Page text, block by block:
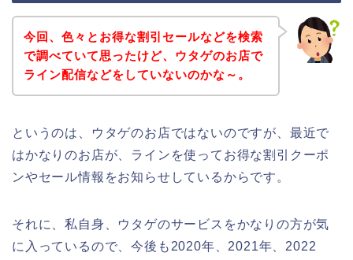
今回、色々とお得な割引セールなどを検索
で調べていて思ったけど、ウタゲのお店で
ライン配信などをしていないのかな～。
というのは、ウタゲのお店ではないのですが、最近で
はかなりのお店が、ラインを使ってお得な割引クーポ
ンやセール情報をお知らせしているからです。
それに、私自身、ウタゲのサービスをかなりの方が気
に入っているので、今後も2020年、2021年、2022